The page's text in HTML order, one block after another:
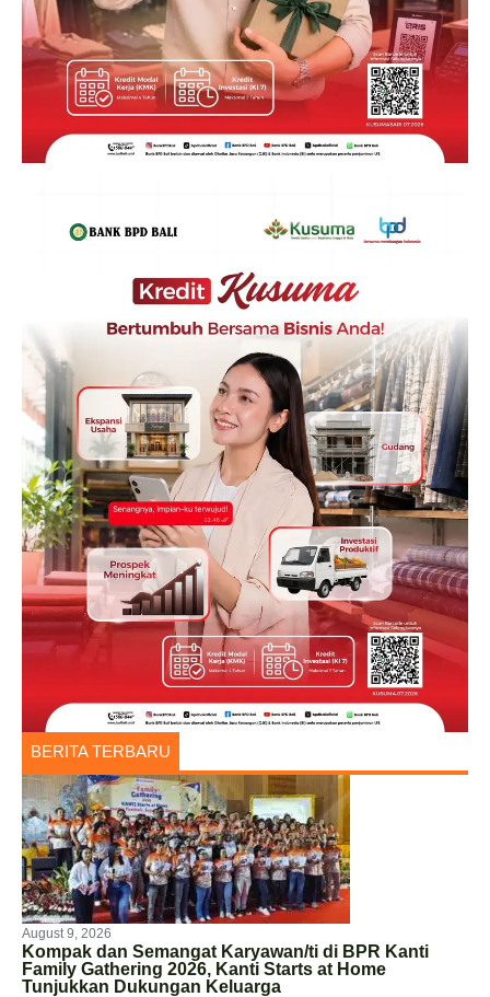
BERITA TERBARU
August 9, 2026
Kompak dan Semangat Karyawan/ti di BPR Kanti
Family Gathering 2026, Kanti Starts at Home
Tunjukkan Dukungan Keluarga